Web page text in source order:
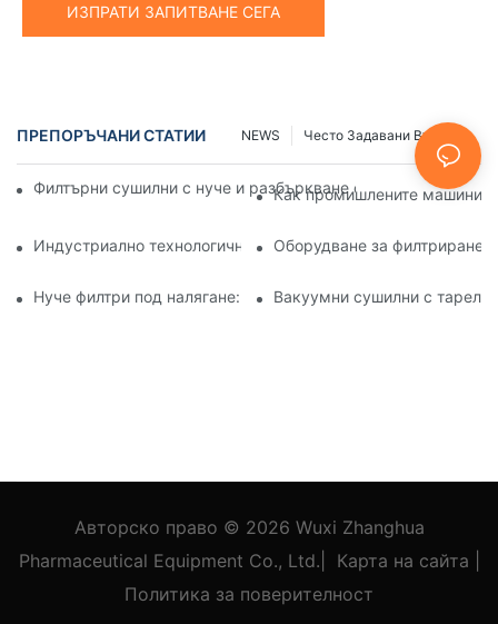
ИЗПРАТИ ЗАПИТВАНЕ СЕГА
ПРЕПОРЪЧАНИ СТАТИИ Често Задавани Въпроси
NEWS
Филтърни сушилни с нуче и разбъркване спрямо други
Как промишлените машини
Индустриално технологично оборудване: Иновации,
Оборудване за филтриране
Нуче филтри под налягане: Приложения в химическата и
Вакуумни сушилни с
Авторско право © 2026 Wuxi Zhanghua
Pharmaceutical Equipment Co., Ltd.
Карта на сайта
Политика за поверителност